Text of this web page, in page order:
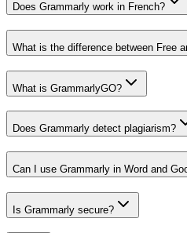
Does Grammarly work in French?
What is the difference between Free
What is GrammarlyGO?
Does Grammarly detect plagiarism?
Can I use Grammarly in Word and
Is Grammarly secure?